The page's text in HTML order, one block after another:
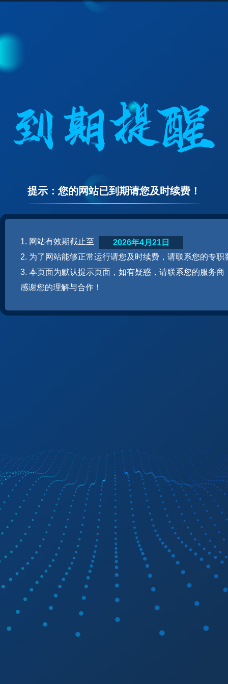
提示：您的网站已到期请您及时续费！
1. 网站有效期截止至
2. 为了网站能够正常运行请您及时续费，请联系您的专职
3. 本页面为默认提示页面，如有疑惑，请联系您的服务商
感谢您的理解与合作！
2026年4月21日